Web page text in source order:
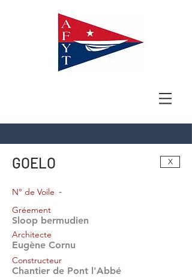
GOELO X
-
N° de Voile
Gréement
Sloop bermudien
Architecte
Eugène Cornu
Constructeur
Chantier de Pont l'Abbé